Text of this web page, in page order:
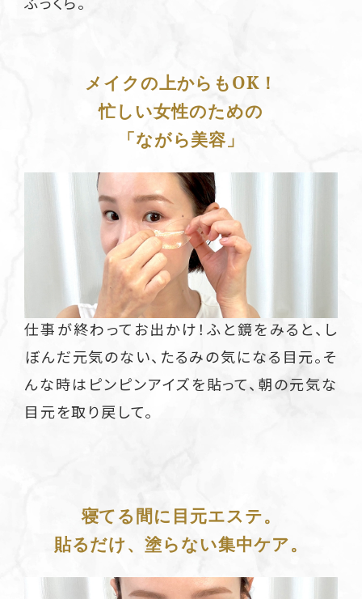
ふっくら。
メイクの上からもOK！
忙しい女性のための
「ながら美容」
仕事が終わってお出かけ！ふと鏡をみると、し
ぼんだ元気のない、たるみの気になる目元。そ
んな時はピンピンアイズを貼って、朝の元気な
目元を取り戻して。
寝てる間に目元エステ。
貼るだけ、塗らない集中ケア。